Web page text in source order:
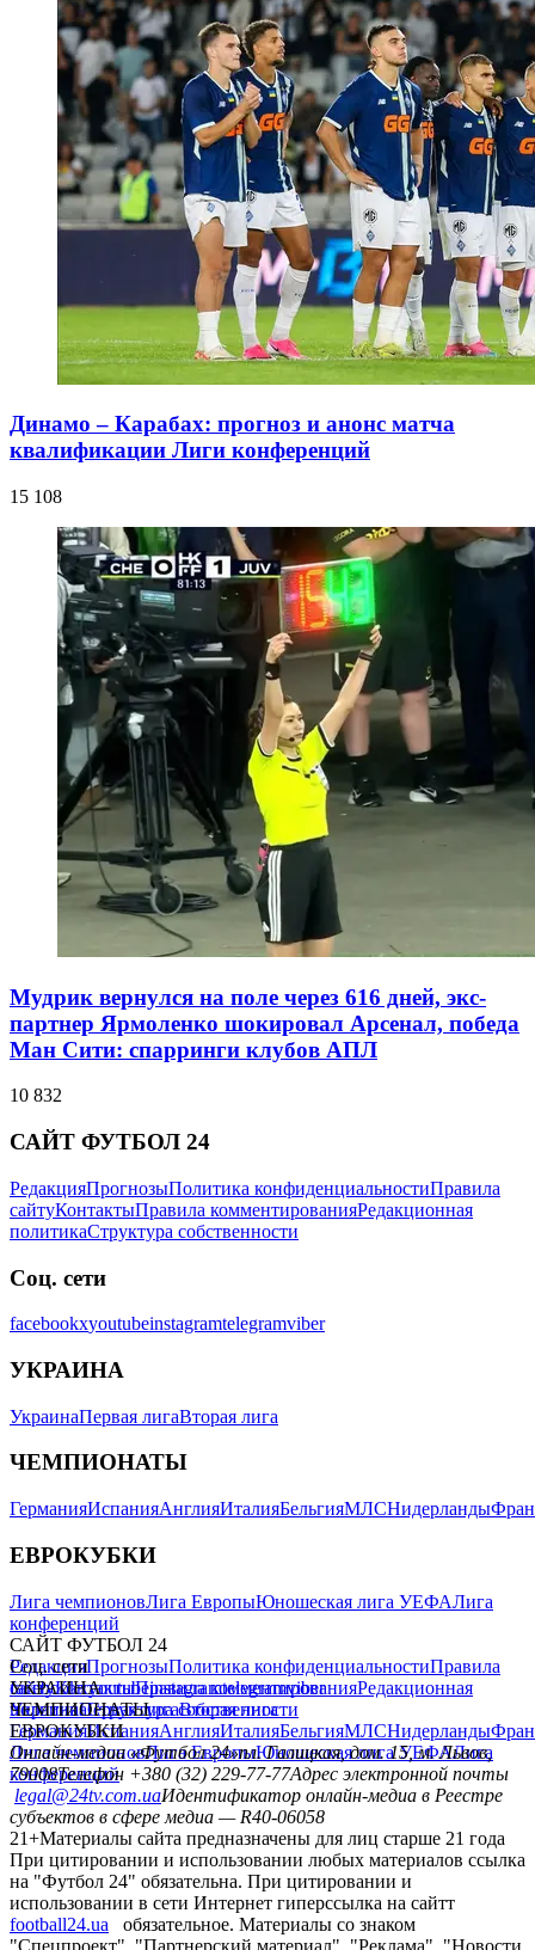
Динамо – Карабах: прогноз и анонс матча
квалификации Лиги конференций
15 108
Мудрик вернулся на поле через 616 дней, экс-
партнер Ярмоленко шокировал Арсенал, победа
Ман Сити: спарринги клубов АПЛ
10 832
САЙТ ФУТБОЛ 24
РедакцияПрогнозыПолитика конфиденциальностиПравила
сайтуКонтактыПравила комментированияРедакционная
политикаСтруктура собственности
Соц. сети
facebookxyoutubeinstagramtelegramviber
УКРАИНА
УкраинаПервая лигаВторая лига
ЧЕМПИОНАТЫ
ГерманияИспанияАнглияИталияБельгияМЛСНидерланды
ЕВРОКУБКИ
Лига чемпионовЛига ЕвропыЮношеская лига УЕФАЛига
конференций
САЙТ ФУТБОЛ 24
РедакцияПрогнозыПолитика конфиденциальностиПравила
сайтуКонтактыПравила комментированияРедакционная
политикаСтруктура собственности
Соц. сети
facebookxyoutubeinstagramtelegramviber
УКРАИНА
УкраинаПервая лигаВторая лига
ЧЕМПИОНАТЫ
ГерманияИспанияАнглияИталияБельгияМЛСНидерланды
ЕВРОКУБКИ
Лига чемпионовЛига ЕвропыЮношеская лига УЕФАЛига
конференций
Онлайн-медиа «Футбол 24»пл. Галицкая, дом. 15, м. Львов,
79008Телефон +380 (32) 229-77-77Адрес электронной почты
legal@24tv.com.uaИдентификатор онлайн-медиа в Реестре
субъектов в сфере медиа — R40-06058
21+Материалы сайта предназначены для лиц старше 21 года
При цитировании и использовании любых материалов ссылка
на "Футбол 24" обязательна. При цитировании и
использовании в сети Интернет гиперссылка на сайтт
football24.ua
обязательное. Материалы со знаком
"Спецпроект", "Партнерский материал", "Реклама", "Новости